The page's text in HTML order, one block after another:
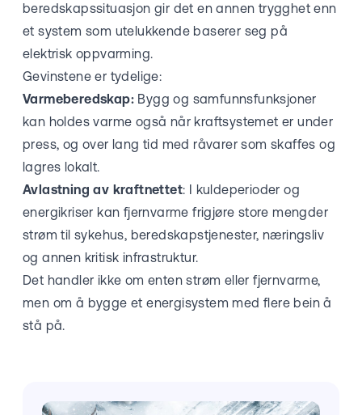
beredskapssituasjon gir det en annen trygghet enn
et system som utelukkende baserer seg på
elektrisk oppvarming.
Gevinstene er tydelige:
Varmeberedskap: Bygg og samfunnsfunksjoner
kan holdes varme også når kraftsystemet er under
press, og over lang tid med råvarer som skaffes og
lagres lokalt.
Avlastning av kraftnettet: I kuldeperioder og
energikriser kan fjernvarme frigjøre store mengder
strøm til sykehus, beredskapstjenester, næringsliv
og annen kritisk infrastruktur.
Det handler ikke om enten strøm eller fjernvarme,
men om å bygge et energisystem med flere bein å
stå på.